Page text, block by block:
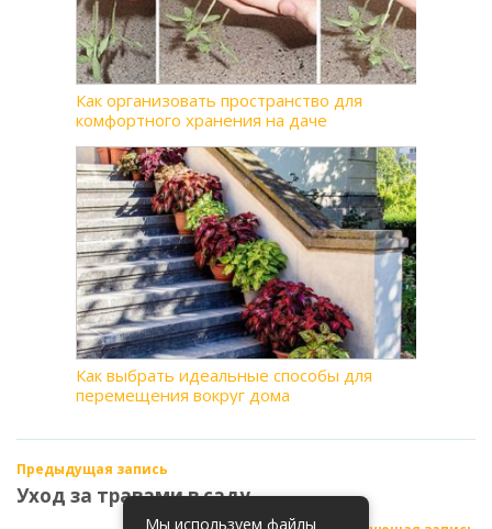
Как организовать пространство для
комфортного хранения на даче
Как выбрать идеальные способы для
перемещения вокруг дома
Предыдущая запись
Уход за травами в саду
Мы используем файлы